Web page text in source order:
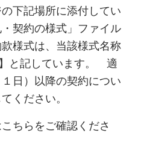
下記場所に添付してい
契約の様式」ファイル
様式は、当該様式名称
と記しています。 適
日）以降の契約につい
ください。
ちらをご確認くださ